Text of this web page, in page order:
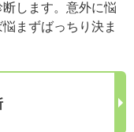
します。意外に悩
まずばっちり決ま